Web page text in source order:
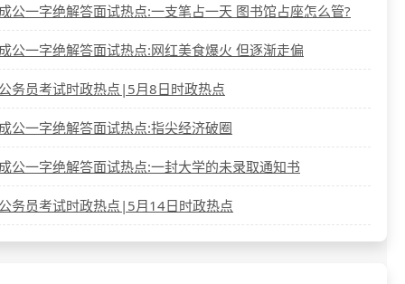
公一字绝解答面试热点:一支笔占一天 图书馆占座怎么管?
公一字绝解答面试热点:网红美食爆火 但逐渐走偏
务员考试时政热点|5月8日时政热点
公一字绝解答面试热点:指尖经济破圈
公一字绝解答面试热点:一封大学的未录取通知书
务员考试时政热点|5月14日时政热点